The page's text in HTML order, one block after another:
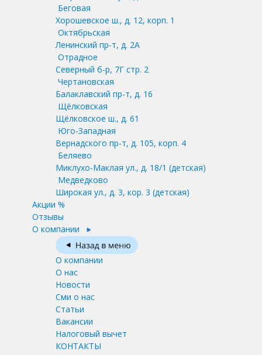
Беговая
Хорошевское ш., д. 12, корп. 1
Октябрьская
Ленинский пр-т, д. 2А
Отрадное
Северный б-р, 7Г стр. 2
Чертановская
Балаклавский пр-т, д. 16
Щёлковская
Щёлковское ш., д. 61
Юго-Западная
Вернадского пр-т, д. 105, корп. 4
Беляево
Миклухо-Маклая ул., д. 18/1 (детская)
Медведково
Широкая ул., д. 3, кор. 3 (детская)
Акции %
Отзывы
О компании
О компании
О нас
Новости
Сми о нас
Статьи
Вакансии
Налоговый вычет
КОНТАКТЫ